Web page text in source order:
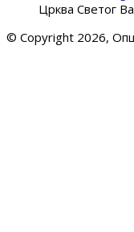
Црква Светог
© Copyright 2026,